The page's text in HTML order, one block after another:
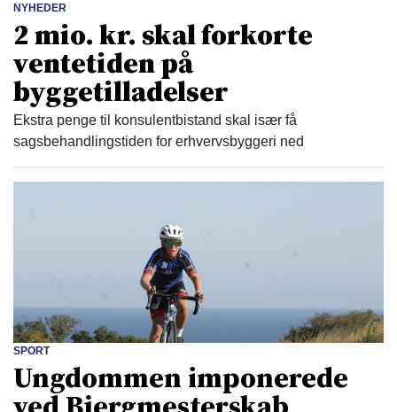
NYHEDER
2 mio. kr. skal forkorte
ventetiden på
byggetilladelser
Ekstra penge til konsulentbistand skal især få
sagsbehandlingstiden for erhvervsbyggeri ned
SPORT
Ungdommen imponerede